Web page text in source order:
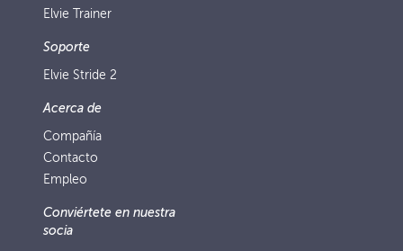
Elvie Trainer
Soporte
Elvie Stride 2
Acerca de
Compañía
Contacto
Empleo
Conviértete en nuestra
socia